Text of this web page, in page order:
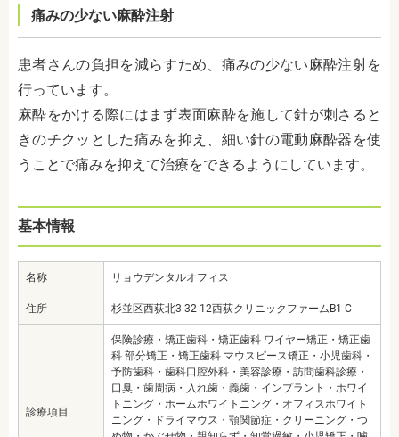
痛みの少ない麻酔注射
患者さんの負担を減らすため、痛みの少ない麻酔注射を
行っています。
麻酔をかける際にはまず表面麻酔を施して針が刺さると
きのチクッとした痛みを抑え、細い針の電動麻酔器を使
うことで痛みを抑えて治療をできるようにしています。
基本情報
名称 リョウデンタルオフィス
住所 杉並区西荻北3-32-12西荻クリニックファームB1-C
診療項目
保険診療・矯正歯科・矯正歯科 ワイヤー矯正・矯正歯
科 部分矯正・矯正歯科 マウスピース矯正・小児歯科・
予防歯科・歯科口腔外科・美容診療・訪問歯科診療・
口臭・歯周病・入れ歯・義歯・インプラント・ホワイ
トニング・ホームホワイトニング・オフィスホワイト
ニング・ドライマウス・顎関節症・クリーニング・つ